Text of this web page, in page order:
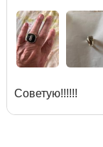
Советую!!!!!!